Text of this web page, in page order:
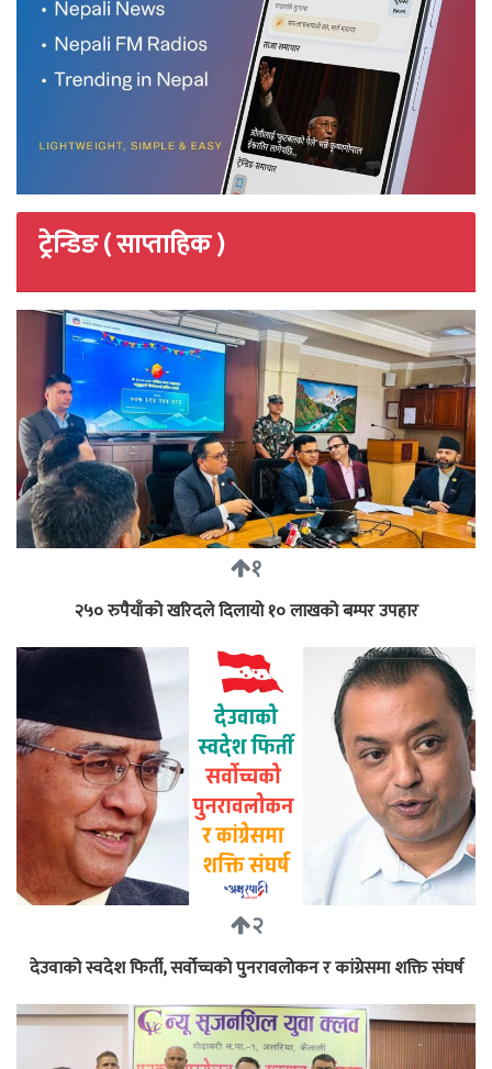
ट्रेन्डिङ ( साप्ताहिक )
१
२५० रुपैयाँको खरिदले दिलायो १० लाखको बम्पर उपहार
२
देउवाको स्वदेश फिर्ती, सर्वोच्चको पुनरावलोकन र कांग्रेसमा शक्ति संघर्ष